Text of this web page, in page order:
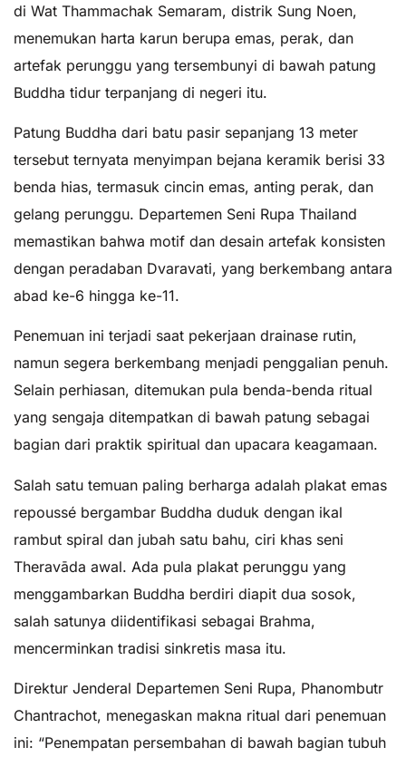
di Wat Thammachak Semaram, distrik Sung Noen,
menemukan harta karun berupa emas, perak, dan
artefak perunggu yang tersembunyi di bawah patung
Buddha tidur terpanjang di negeri itu.
Patung Buddha dari batu pasir sepanjang 13 meter
tersebut ternyata menyimpan bejana keramik berisi 33
benda hias, termasuk cincin emas, anting perak, dan
gelang perunggu. Departemen Seni Rupa Thailand
memastikan bahwa motif dan desain artefak konsisten
dengan peradaban Dvaravati, yang berkembang antara
abad ke-6 hingga ke-11.
Penemuan ini terjadi saat pekerjaan drainase rutin,
namun segera berkembang menjadi penggalian penuh.
Selain perhiasan, ditemukan pula benda-benda ritual
yang sengaja ditempatkan di bawah patung sebagai
bagian dari praktik spiritual dan upacara keagamaan.
Salah satu temuan paling berharga adalah plakat emas
repoussé bergambar Buddha duduk dengan ikal
rambut spiral dan jubah satu bahu, ciri khas seni
Theravāda awal. Ada pula plakat perunggu yang
menggambarkan Buddha berdiri diapit dua sosok,
salah satunya diidentifikasi sebagai Brahma,
mencerminkan tradisi sinkretis masa itu.
Direktur Jenderal Departemen Seni Rupa, Phanombutr
Chantrachot, menegaskan makna ritual dari penemuan
ini: “Penempatan persembahan di bawah bagian tubuh